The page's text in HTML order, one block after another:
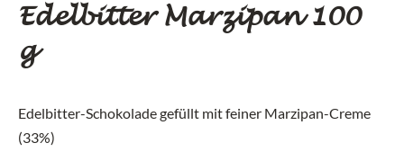
Edelbitter Marzipan 100
g
Edelbitter-Schokolade gefüllt mit feiner Marzipan-Creme
(33%)